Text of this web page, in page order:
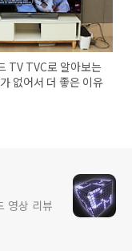
TV TVC로 알아보는
없어서 더 좋은 이유
영상 리뷰